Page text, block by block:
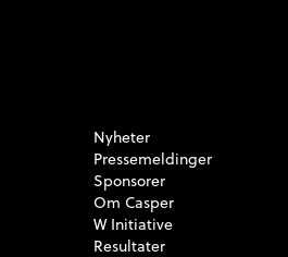
Nyheter
Pressemeldinger
Sponsorer
Om Casper
W Initiative
Resultater